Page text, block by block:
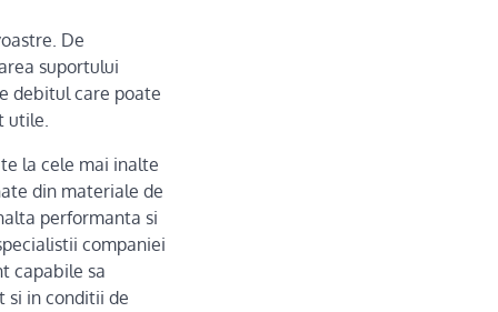
De
suportului
debitul care poate
utile.
la cele mai inalte
din materiale de
performanta si
companiei
capabile sa
si in conditii de